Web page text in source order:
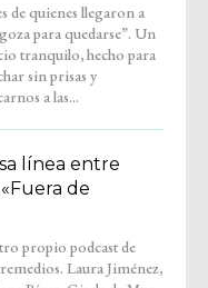
a las...
línea entre
de